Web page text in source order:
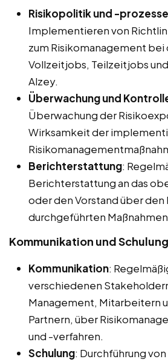
Risikopolitik und -prozesse
Implementieren von
zum Risikomanagement bei
Vollzeitjobs, Teilzeitjobs
Alzey.
Überwachung und
Überwachung der
Wirksamkeit der
Berichterstattung:
Berichterstattung an das
oder den Vorstand über den
durchgeführten
Kommunikation und
Kommunikation:
verschiedenen
Management, Mitarbeitern
Partnern, über
und -verfahren.
Schulung: Durchführung